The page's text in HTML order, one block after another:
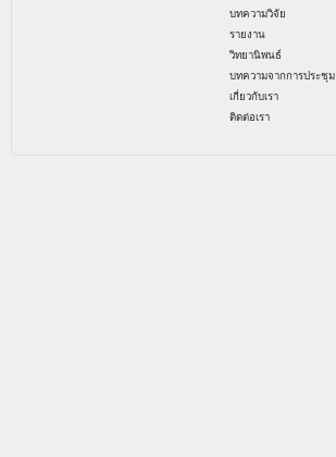
บทความวิจัย
รายงาน
วิทยานิพนธ์
บทความจากการประชุม
เกี่ยวกับเรา
ติดต่อเรา